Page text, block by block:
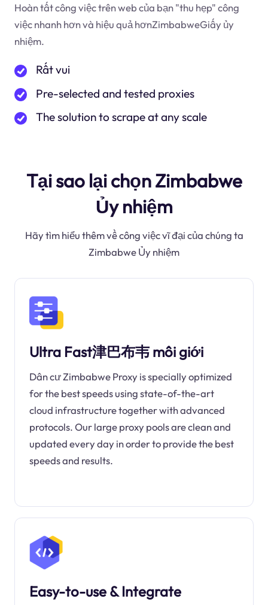
Hoàn tất công việc trên web của bạn "thu hẹp" công
việc nhanh hơn và hiệu quả hơnZimbabweGiấy ủy
nhiệm.
Rất vui
Pre-selected and tested proxies
The solution to scrape at any scale
Tại sao lại chọn Zimbabwe
Ủy nhiệm
Hãy tìm hiểu thêm về công việc vĩ đại của chúng ta
Zimbabwe Ủy nhiệm
Ultra Fast津巴布韦 môi giới
Dân cư Zimbabwe Proxy is specially optimized
for the best speeds using state-of-the-art
cloud infrastructure together with advanced
protocols. Our large proxy pools are clean and
updated every day in order to provide the best
speeds and results.
Easy-to-use & Integrate